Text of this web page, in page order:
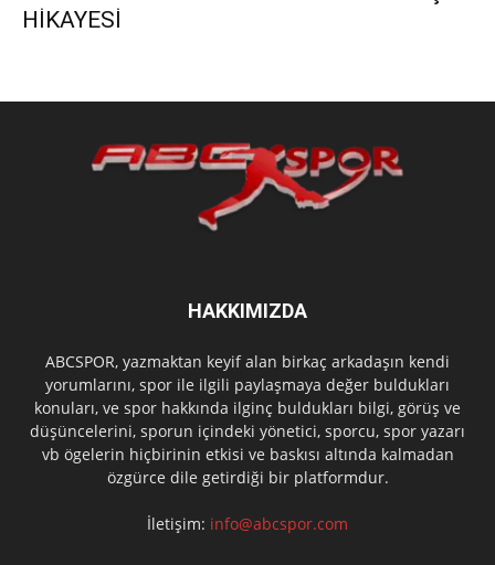
HİKAYESİ
HAKKIMIZDA
ABCSPOR, yazmaktan keyif alan birkaç arkadaşın kendi
yorumlarını, spor ile ilgili paylaşmaya değer buldukları
konuları, ve spor hakkında ilginç buldukları bilgi, görüş ve
düşüncelerini, sporun içindeki yönetici, sporcu, spor yazarı
vb ögelerin hiçbirinin etkisi ve baskısı altında kalmadan
özgürce dile getirdiği bir platformdur.
İletişim: info@abcspor.com